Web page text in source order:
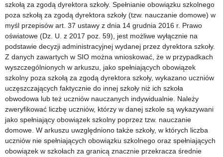
szkołą za zgodą dyrektora szkoły. Spełnianie obowiązku szkolnego
poza szkołą za zgodą dyrektora szkoły (tzw. nauczanie domowe) w
myśl przepisów art. 37 ustawy z dnia 14 grudnia 2016 r. Prawo
oświatowe (Dz. U. z 2017 poz. 59), jest możliwe wyłącznie na
podstawie decyzji administracyjnej wydanej przez dyrektora szkoły.
Z danych zawartych w SIO można wnioskować, że w przypadkach
wyszczególnionych w arkuszu, jako spełniających obowiązek
szkolny poza szkołą za zgodą dyrektora szkoły, wykazano uczniów
uczęszczających faktycznie do innej szkoły niż ich szkoła
obwodowa lub też uczniów nauczanych indywidualnie. Należy
zweryfikować liczbę uczniów, którzy w danej szkole są wykazywani
jako spełniający obowiązek szkolny poprzez tzw. nauczanie
domowe. W arkuszu uwzględniono także szkoły, w których liczba
uczniów nie spełniających obowiązku szkolnego oraz spełniających
obowiązek w szkołach za granicą znacznie przekracza średnie